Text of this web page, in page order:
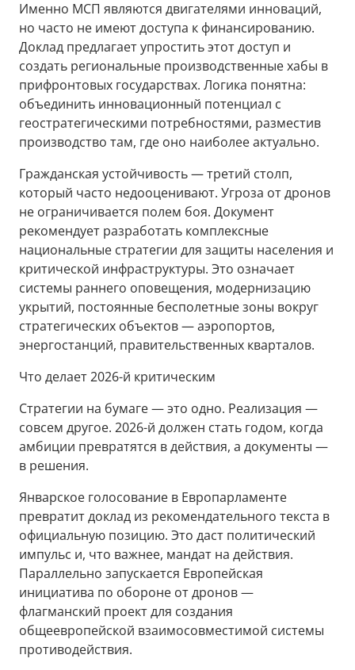
Именно МСП являются двигателями инноваций,
но часто не имеют доступа к финансированию.
Доклад предлагает упростить этот доступ и
создать региональные производственные хабы в
прифронтовых государствах. Логика понятна:
объединить инновационный потенциал с
геостратегическими потребностями, разместив
производство там, где оно наиболее актуально.
Гражданская устойчивость — третий столп,
который часто недооценивают. Угроза от дронов
не ограничивается полем боя. Документ
рекомендует разработать комплексные
национальные стратегии для защиты населения и
критической инфраструктуры. Это означает
системы раннего оповещения, модернизацию
укрытий, постоянные бесполетные зоны вокруг
стратегических объектов — аэропортов,
энергостанций, правительственных кварталов.
Что делает 2026-й критическим
Стратегии на бумаге — это одно. Реализация —
совсем другое. 2026-й должен стать годом, когда
амбиции превратятся в действия, а документы —
в решения.
Январское голосование в Европарламенте
превратит доклад из рекомендательного текста в
официальную позицию. Это даст политический
импульс и, что важнее, мандат на действия.
Параллельно запускается Европейская
инициатива по обороне от дронов —
флагманский проект для создания
общеевропейской взаимосовместимой системы
противодействия.